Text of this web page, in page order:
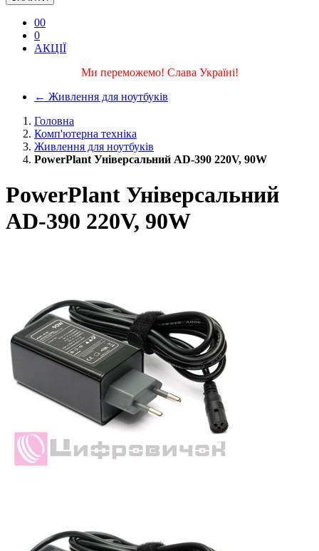
00
0
АКЦІЇ
Ми переможемо! Слава Україні!
← Живлення для ноутбуків
Головна
Комп'ютерна техніка
Живлення для ноутбуків
PowerPlant Універсальний AD-390 220V, 90W
PowerPlant Універсальний
AD-390 220V, 90W